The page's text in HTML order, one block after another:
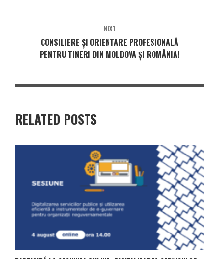
NEXT
CONSILIERE ȘI ORIENTARE PROFESIONALĂ
PENTRU TINERI DIN MOLDOVA ȘI ROMÂNIA!
RELATED POSTS